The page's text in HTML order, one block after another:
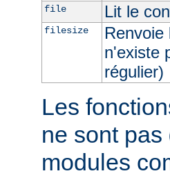
file Lit le
filesize
n'existe
régulier)
Les
ne sont
modules